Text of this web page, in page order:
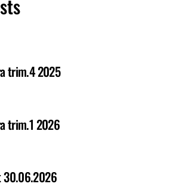
trim.4 2025
trim.1 2026
30.06.2026